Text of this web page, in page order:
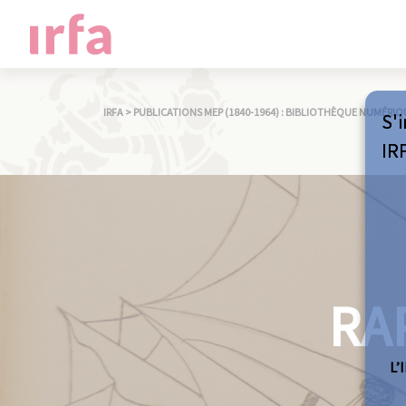
IRFA > PUBLICATIONS MEP (1840-1964) : BIBLIOTHÈQUE